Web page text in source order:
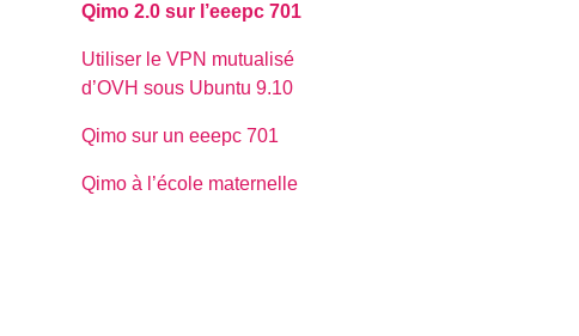
Qimo 2.0 sur l’eeepc 701
Utiliser le VPN mutualisé
d’OVH sous Ubuntu 9.10
Qimo sur un eeepc 701
Qimo à l’école maternelle